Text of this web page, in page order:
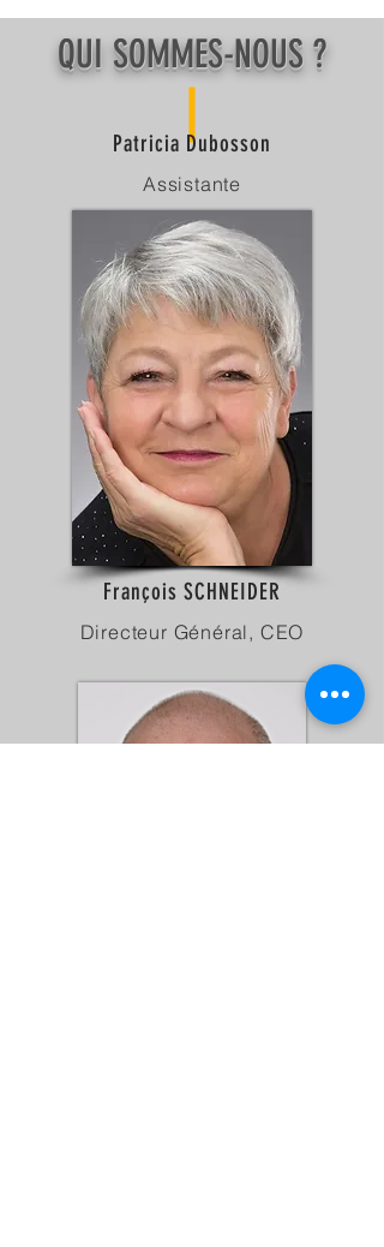
QUI SOMMES-NOUS ?
Patricia Dubosson
Assistante
François SCHNEIDER
Directeur Général, CEO